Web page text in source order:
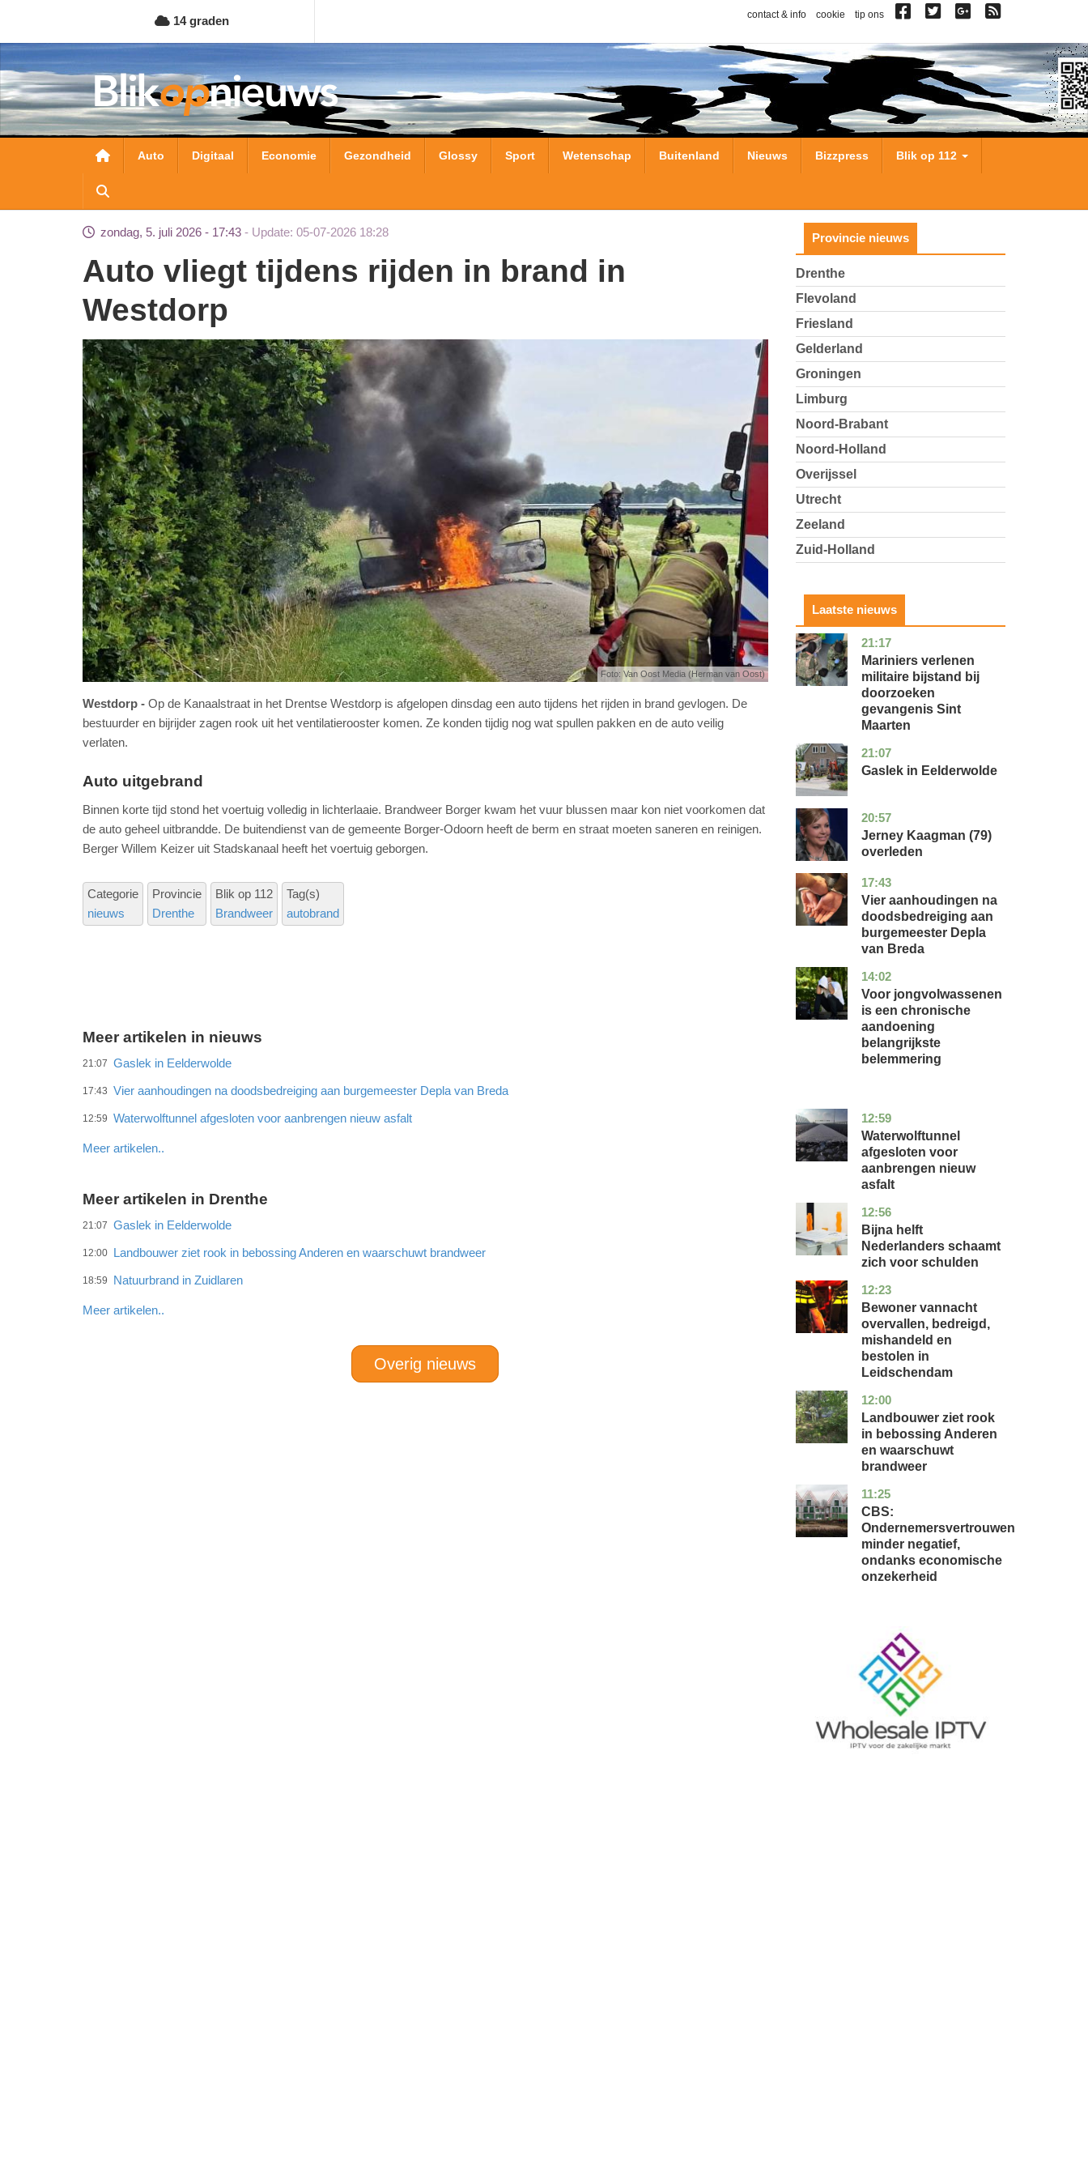
naar
de
inhoud
gaan
14 graden contact & info cookie tip ons
Hoofdnavigatie
Auto Digitaal Economie Gezondheid Glossy Sport Wetenschap Buitenland Nieuws Bizzpress Blik op 112
zondag, 5. juli 2026 - 17:43 Update: 05-07-2026 18:28
Auto vliegt tijdens rijden in brand in
Westdorp
Foto: Van Oost Media (Herman van Oost)
Westdorp
Op de Kanaalstraat in het Drentse Westdorp is afgelopen dinsdag een auto tijdens het rijden in brand gevlogen. De
bestuurder en bijrijder zagen rook uit het ventilatierooster komen. Ze konden tijdig nog wat spullen pakken en de auto veilig
verlaten.
Auto uitgebrand
Binnen korte tijd stond het voertuig volledig in lichterlaaie. Brandweer Borger kwam het vuur blussen maar kon niet voorkomen dat
de auto geheel uitbrandde. De buitendienst van de gemeente Borger-Odoorn heeft de berm en straat moeten saneren en reinigen.
Berger Willem Keizer uit Stadskanaal heeft het voertuig geborgen.
Categorie
nieuws
Provincie
Drenthe
Blik op 112
Brandweer
Tag(s)
autobrand
Meer artikelen in nieuws
21:07 Gaslek in Eelderwolde
17:43 Vier aanhoudingen na doodsbedreiging aan burgemeester Depla van Breda
12:59 Waterwolftunnel afgesloten voor aanbrengen nieuw asfalt
Meer artikelen..
Meer artikelen in Drenthe
21:07 Gaslek in Eelderwolde
12:00 Landbouwer ziet rook in bebossing Anderen en waarschuwt brandweer
18:59 Natuurbrand in Zuidlaren
Meer artikelen..
Overig nieuws
Provincie nieuws
Drenthe
Flevoland
Friesland
Gelderland
Groningen
Limburg
Noord-Brabant
Noord-Holland
Overijssel
Utrecht
Zeeland
Zuid-Holland
Laatste nieuws
21:17
buitenland
Mariniers verlenen
militaire bijstand bij
doorzoeken
gevangenis Sint
Maarten
21:07
drenthe
nieuws
Gaslek in Eelderwolde
20:57
noord-
glossy
Jerney Kaagman (79)
overleden
17:43
noord-
brabant
nieuws
Vier aanhoudingen na
doodsbedreiging aan
burgemeester Depla
van Breda
14:02
utrecht
gezondheid
Voor jongvolwassenen
is een chronische
aandoening
belangrijkste
belemmering
12:59
noord-
holland
nieuws
Waterwolftunnel
afgesloten voor
aanbrengen nieuw
asfalt
12:56
noord-
holland
economie
Bijna helft
Nederlanders schaamt
zich voor schulden
12:23
zuid-
holland
nieuws
Bewoner vannacht
overvallen, bedreigd,
mishandeld en
bestolen in
Leidschendam
12:00
drenthe
nieuws
Landbouwer ziet rook
in bebossing Anderen
en waarschuwt
brandweer
11:25
zuid-
holland
economie
CBS:
Ondernemersvertrouwen
minder negatief,
ondanks economische
onzekerheid